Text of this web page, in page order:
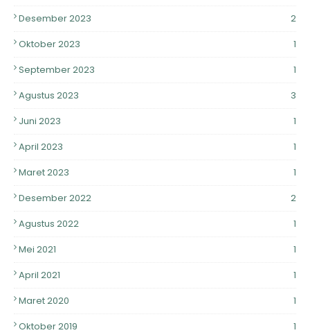
Desember 2023
2
Oktober 2023
1
September 2023
1
Agustus 2023
3
Juni 2023
1
April 2023
1
Maret 2023
1
Desember 2022
2
Agustus 2022
1
Mei 2021
1
April 2021
1
Maret 2020
1
Oktober 2019
1